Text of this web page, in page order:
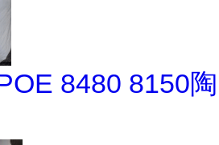
8480 8150陶